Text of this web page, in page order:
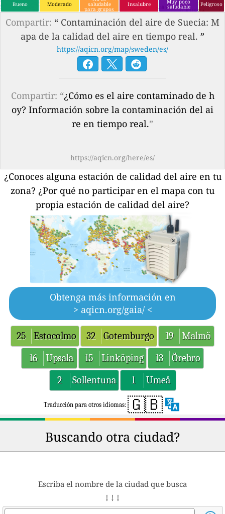
Bueno Moderado saludable
para grupos
que son
sensibles.
Insalubre Muy poco
saludable Peligroso
Compartir: “ Contaminación del aire de Suecia: M
apa de la calidad del aire en tiempo real. ”
https://aqicn.org/map/sweden/es/
Compartir: “¿Cómo es el aire contaminado de h
oy? Información sobre la contaminación del ai
re en tiempo real.”
https://aqicn.org/here/es/
¿Conoces alguna estación de calidad del aire en tu
zona? ¿Por qué no participar en el mapa con tu
propia estación de calidad del aire?
Obtenga más información en
> aqicn.org/gaia/ <
25 Estocolmo 32 Gotemburgo 19
Malmö
16
Upsala 15 Linköping 13
Örebro
2
Sollentuna 1 Umeå
Traducción para otros idiomas: 🇬🇧
Buscando otra ciudad?
Escriba el nombre de la ciudad que busca
↓ ↓ ↓